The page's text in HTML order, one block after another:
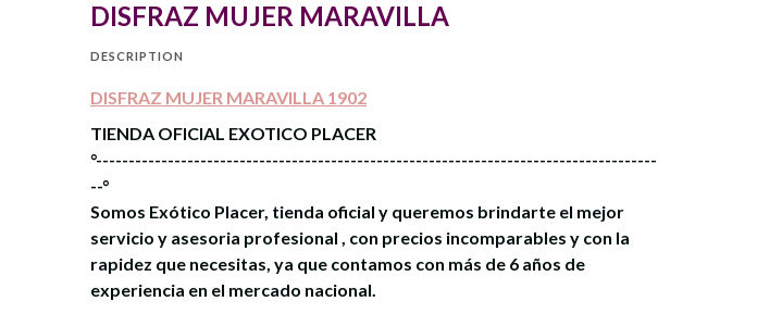
DISFRAZ MUJER MARAVILLA
DESCRIPTION
DISFRAZ MUJER MARAVILLA 1902
TIENDA OFICIAL EXOTICO PLACER
°--------------------------------------------------------------------------------------
--°
Somos Exótico Placer, tienda oficial y queremos brindarte el mejor
servicio y asesoria profesional , con precios incomparables y con la
rapidez que necesitas, ya que contamos con más de 6 años de
experiencia en el mercado nacional.